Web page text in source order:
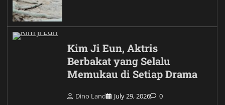
Kim Ji Eun, Aktris
Berbakat yang Selalu
Memukau di Setiap Drama
Dino Land July 29, 2026 0